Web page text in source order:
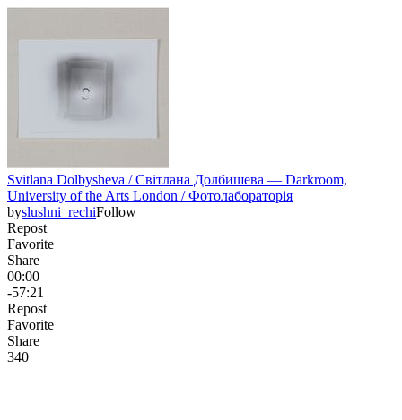
Svitlana Dolbysheva / Світлана Долбишева — Darkroom,
University of the Arts London / Фотолабораторія
byslushni_rechiFollow
Repost
Favorite
Share
00:00
-57:21
Repost
Favorite
Share
340